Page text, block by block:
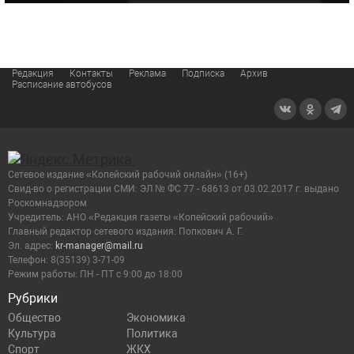
Редакция Контакты Реклама Подписка
Архив
Расписание автобусов
Рубрики
Общество
Экономика
Культура
Политика
Спорт
ЖКХ
Сетевое издание «Копейский рабочий онлайн» (16+)
Cвид-во о регистрации СМИ: ЭЛ № ФС 77 - 68613 от 03.02.2017 г. выдано
Роскомнадзором
Учредитель: АНО «Редакция газеты «Копейский рабочий»
Главный редактор сетевого издания: Попкович А. Г.
Эл. адрес: kr-manager@mail.ru
Телефон: 8(35139) 3-71-09
Режим работы: ПН - ПТ с 9:00 до 18:00